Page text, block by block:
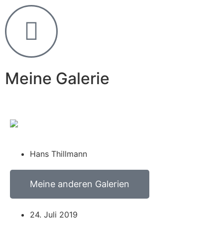
Meine Galerie
Hans Thillmann
Meine anderen Galerien
24. Juli 2019